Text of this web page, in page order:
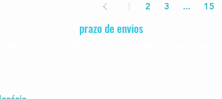
2 3 ... 15
prazo de envios